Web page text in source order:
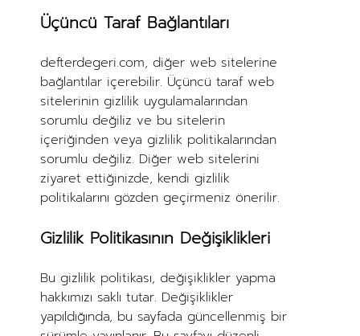
Üçüncü Taraf Bağlantıları
defterdegeri.com, diğer web sitelerine
bağlantılar içerebilir. Üçüncü taraf web
sitelerinin gizlilik uygulamalarından
sorumlu değiliz ve bu sitelerin
içeriğinden veya gizlilik politikalarından
sorumlu değiliz. Diğer web sitelerini
ziyaret ettiğinizde, kendi gizlilik
politikalarını gözden geçirmeniz önerilir.
Gizlilik Politikasının Değişiklikleri
Bu gizlilik politikası, değişiklikler yapma
hakkımızı saklı tutar. Değişiklikler
yapıldığında, bu sayfada güncellenmiş bir